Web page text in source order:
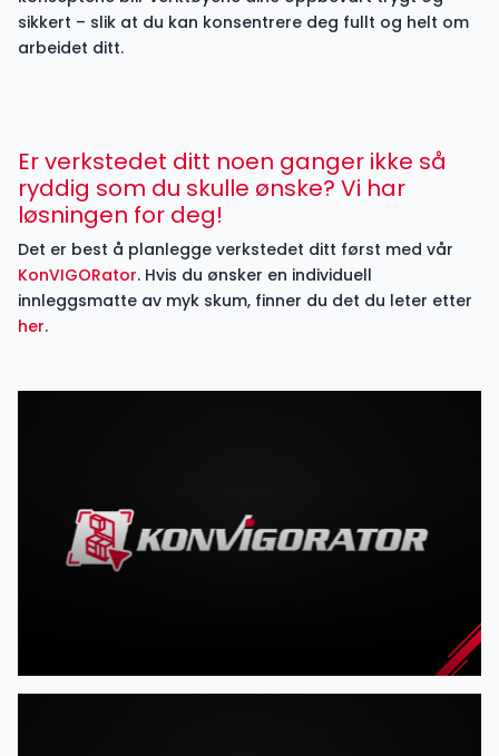
sikkert – slik at du kan konsentrere deg fullt og helt om
arbeidet ditt.
Er verkstedet ditt noen ganger ikke så
ryddig som du skulle ønske? Vi har
løsningen for deg!
Det er best å planlegge verkstedet ditt først med vår
KonVIGORator. Hvis du ønsker en individuell
innleggsmatte av myk skum, finner du det du leter etter
her.